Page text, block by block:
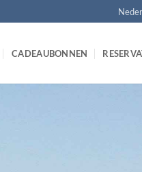
CADEAUBONNEN